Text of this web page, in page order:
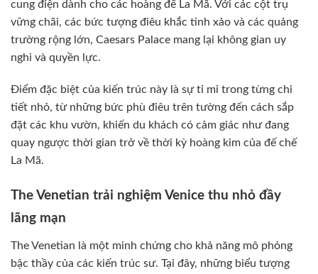
cung điện dành cho các hoàng đế La Mã. Với các cột trụ
vững chãi, các bức tượng điêu khắc tinh xảo và các quảng
trường rộng lớn, Caesars Palace mang lại không gian uy
nghi và quyền lực.
Điểm đặc biệt của kiến trúc này là sự tỉ mỉ trong từng chi
tiết nhỏ, từ những bức phù điêu trên tường đến cách sắp
đặt các khu vườn, khiến du khách có cảm giác như đang
quay ngược thời gian trở về thời kỳ hoàng kim của đế chế
La Mã.
The Venetian trải nghiệm Venice thu nhỏ đầy
lãng mạn
The Venetian là một minh chứng cho khả năng mô phỏng
bậc thầy của các kiến trúc sư. Tại đây, những biểu tượng